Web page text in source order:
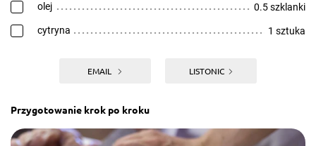
olej 0.5 szklanki
cytryna 1 sztuka
EMAIL LISTONIC
Przygotowanie krok po kroku